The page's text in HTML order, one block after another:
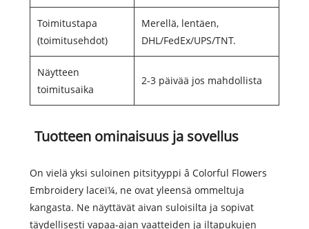
Toimitustapa
(toimitusehdot)
Merellä, lentäen,
DHL/FedEx/UPS/TNT.
Näytteen
toimitusaika
2-3 päivää jos mahdollista
Tuotteen ominaisuus ja sovellus
On vielä yksi suloinen pitsityyppi â Colorful Flowers
Embroidery laceï¼, ne ovat yleensä ommeltuja
kangasta. Ne näyttävät aivan suloisilta ja sopivat
täydellisesti vapaa-ajan vaatteiden ja iltapukujen